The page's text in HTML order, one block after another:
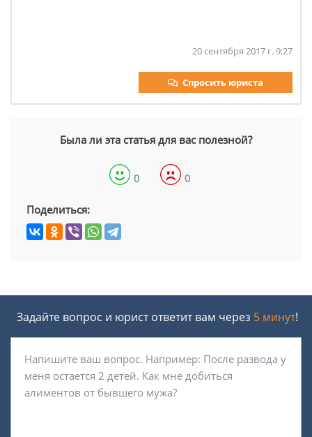
20 сентября 2017 г. 9:27
Спросить юриста
Была ли эта статья для вас полезной?
0 0
Поделиться:
Задайте вопрос и юрист ответит вам через 5 минут!